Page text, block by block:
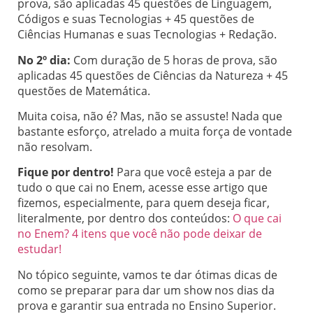
prova, são aplicadas 45 questões de Linguagem,
Códigos e suas Tecnologias + 45 questões de
Ciências Humanas e suas Tecnologias + Redação.
No 2º dia: Com duração de 5 horas de prova, são
aplicadas 45 questões de Ciências da Natureza + 45
questões de Matemática.
Muita coisa, não é? Mas, não se assuste! Nada que
bastante esforço, atrelado a muita força de vontade
não resolvam.
Fique por dentro! Para que você esteja a par de
tudo o que cai no Enem, acesse esse artigo que
fizemos, especialmente, para quem deseja ficar,
literalmente, por dentro dos conteúdos: O que cai
no Enem? 4 itens que você não pode deixar de
estudar!
No tópico seguinte, vamos te dar ótimas dicas de
como se preparar para dar um show nos dias da
prova e garantir sua entrada no Ensino Superior.